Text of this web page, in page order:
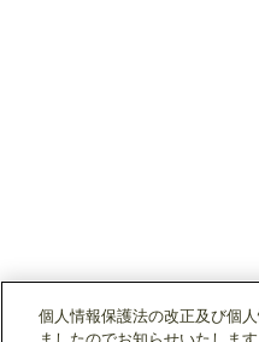
個人情報保護法の改正及び個